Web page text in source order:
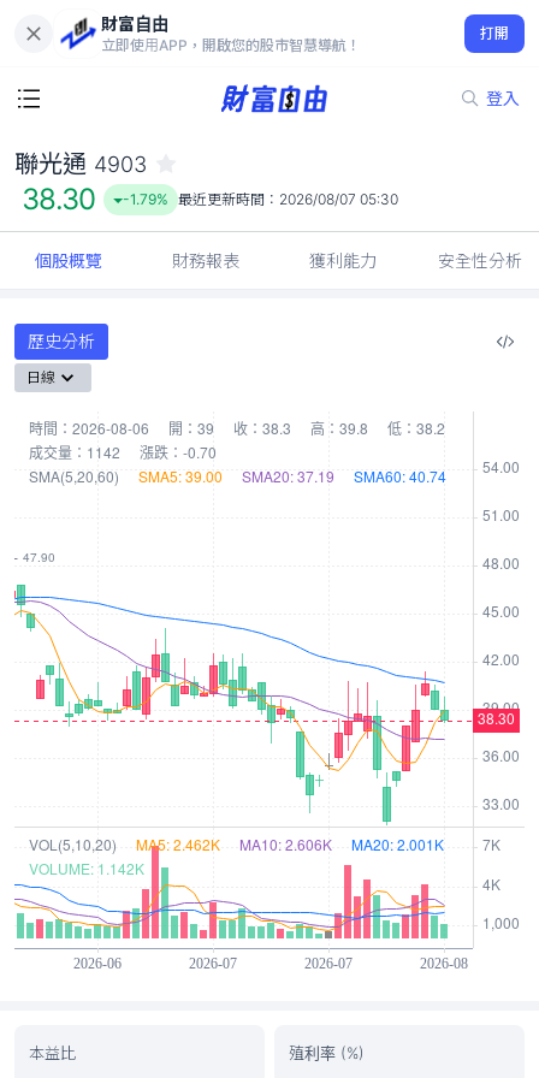
財富自由
立即使用APP，開啟您的股市智慧導航！
打開
登入
38.30
-1.79%
聯光通 4903
38.30 -1.79% 最近更新時間： 2026/08/07 05:30
個股概覽 財務報表 獲利能力 安全性分析
歷史分析
日線
本益比 殖利率 (%)